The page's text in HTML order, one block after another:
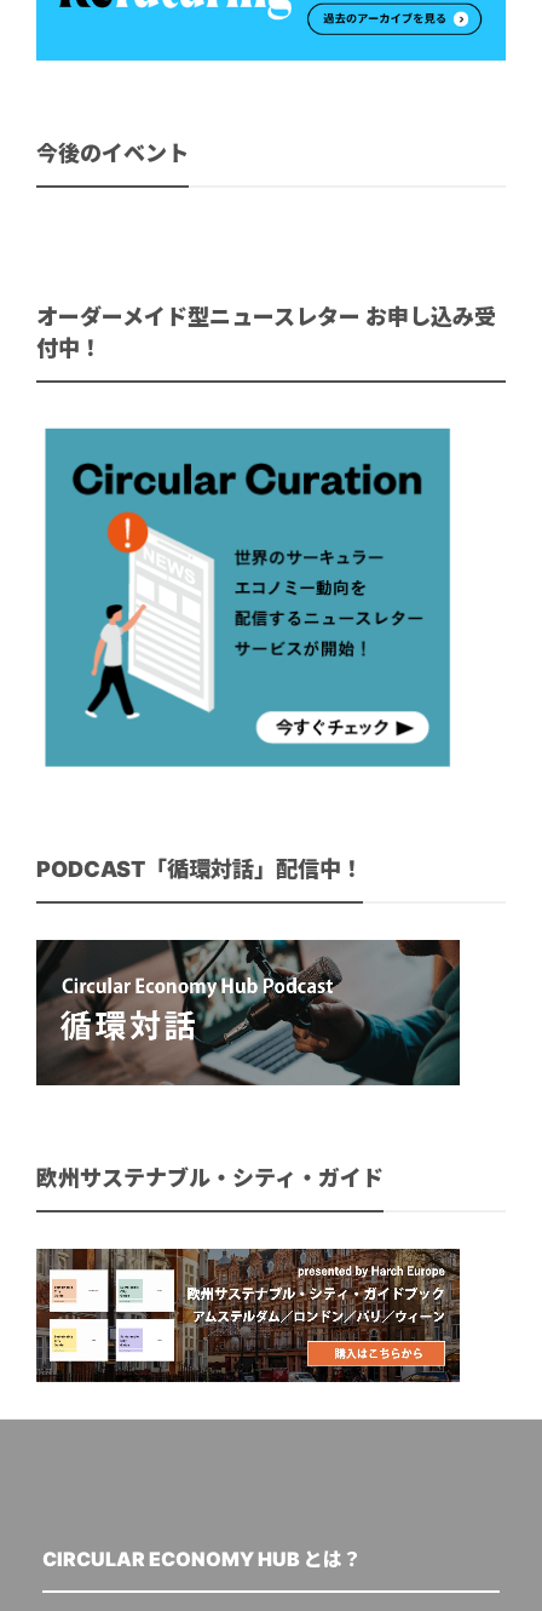
今後のイベント
オーダーメイド型ニュースレター お申し込み受
付中！
PODCAST「循環対話」配信中！
欧州サステナブル・シティ・ガイド
CIRCULAR ECONOMY HUB とは？